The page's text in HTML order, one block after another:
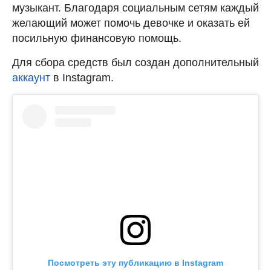
музыкант. Благодаря социальным сетям каждый
желающий может помочь девочке и оказать ей
посильную финансовую помощь.
Для сбора средств был создан дополнительный
аккаунт в Instagram.
Посмотреть эту публикацию в Instagram